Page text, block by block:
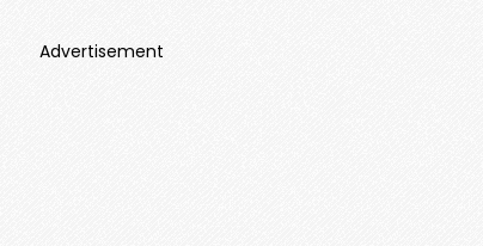
Advertisement